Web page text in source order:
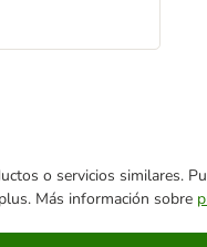
o servicios similares.
Más información sobre